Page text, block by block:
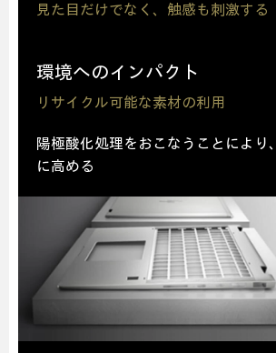
見た目だけでなく、触感も刺激する
環境へのインパクト
リサイクル可能な素材の利用
陽極酸化処理をおこなうことにより、
に高める